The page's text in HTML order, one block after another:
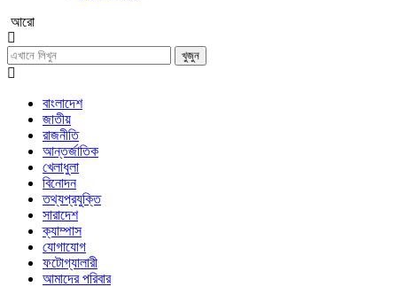
আরো
খুজুন
বাংলাদেশ
জাতীয়
রাজনীতি
আন্তর্জাতিক
খেলাধুলা
বিনোদন
তথ্যপ্রযুক্তি
সারাদেশ
ক্যাম্পাস
যোগাযোগ
ফটোগ্যালারী
আমাদের পরিবার